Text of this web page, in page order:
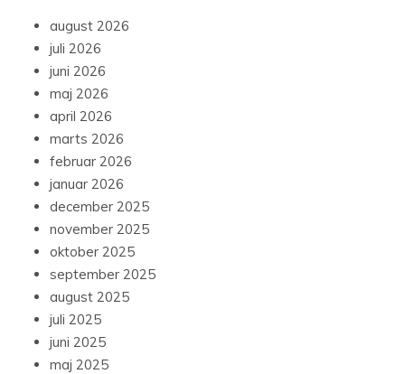
august 2026
juli 2026
juni 2026
maj 2026
april 2026
marts 2026
februar 2026
januar 2026
december 2025
november 2025
oktober 2025
september 2025
august 2025
juli 2025
juni 2025
maj 2025